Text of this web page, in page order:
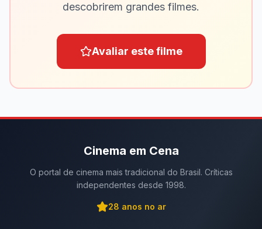
descobrirem grandes filmes.
Avaliar este filme
Cinema em Cena
O portal de cinema mais tradicional do Brasil. Críticas
independentes desde 1998.
28 anos no ar